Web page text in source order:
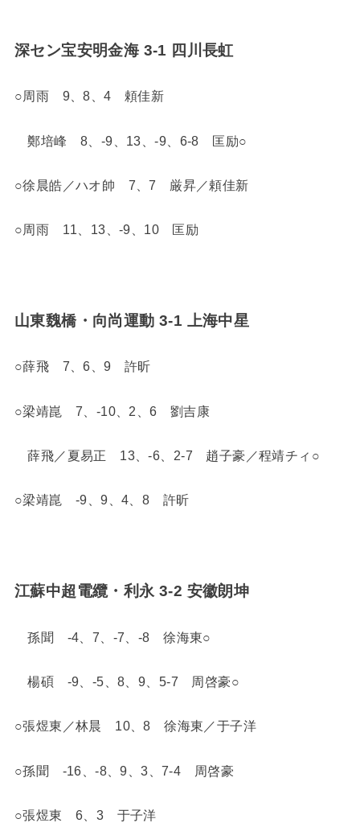
深セン宝安明金海 3-1 四川長虹
○周雨 9、8、4 頼佳新
鄭培峰 8、-9、13、-9、6-8 匡励○
○徐晨皓／ハオ帥 7、7 厳昇／頼佳新
○周雨 11、13、-9、10 匡励
山東魏橋・向尚運動 3-1 上海中星
○薛飛 7、6、9 許昕
○梁靖崑 7、-10、2、6 劉吉康
薛飛／夏易正 13、-6、2-7 趙子豪／程靖チィ○
○梁靖崑 -9、9、4、8 許昕
江蘇中超電纜・利永 3-2 安徽朗坤
孫聞 -4、7、-7、-8 徐海東○
楊碩 -9、-5、8、9、5-7 周啓豪○
○張煜東／林晨 10、8 徐海東／于子洋
○孫聞 -16、-8、9、3、7-4 周啓豪
○張煜東 6、3 于子洋